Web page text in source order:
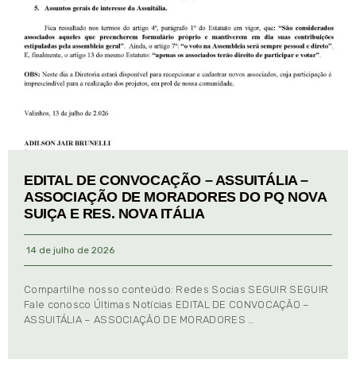
EDITAL DE CONVOCAÇÃO – ASSUITÁLIA –
ASSOCIAÇÃO DE MORADORES DO PQ NOVA
SUIÇA E RES. NOVA ITÁLIA
14 de julho de 2026
Compartilhe nosso conteúdo: Redes Socias SEGUIR SEGUIR
Fale conosco Últimas Notícias EDITAL DE CONVOCAÇÃO –
ASSUITÁLIA – ASSOCIAÇÃO DE MORADORES …